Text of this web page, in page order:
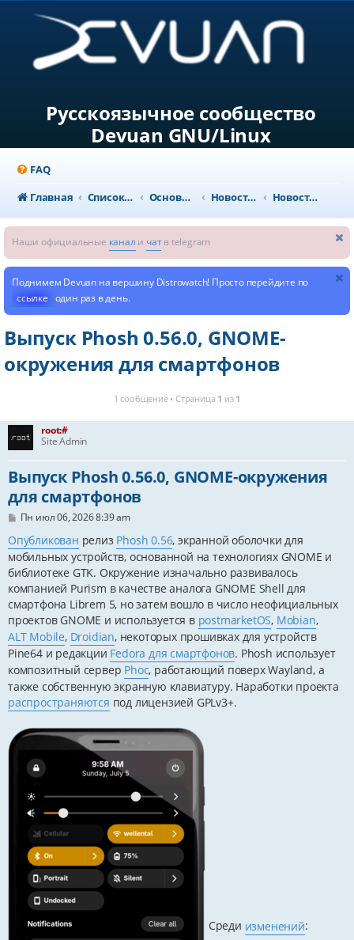
Русскоязычное сообщество
Devuan GNU/Linux
FAQ
Главная
Список форумов Основной раздел Новости и объявления Новости из мира GNU/Linux
Наши официальные канал и чатв telegram
Поднимем Devuan на вершину Distrowatch! Просто перейдите по
ссылке один раз в день.
Выпуск Phosh 0.56.0, GNOME-
окружения для смартфонов
1 сообщение • Страница 1 из 1
root:#
Site Admin
Выпуск Phosh 0.56.0, GNOME-окружения
для смартфонов
С
о
б
щ
е
и
е
Пн июл 06, 2026 8:39 am
Опубликован релиз Phosh 0.56, экранной оболочки для
мобильных устройств, основанной на технологиях GNOME и
библиотеке GTK. Окружение изначально развивалось
компанией Purism в качестве аналога GNOME Shell для
смартфона Librem 5, но затем вошло в число неофициальных
проектов GNOME и используется в postmarketOS, Mobian,
ALT Mobile, Droidian, некоторых прошивках для устройств
Pine64 и редакции Fedora для смартфонов. Phosh использует
композитный сервер Phoc, работающий поверх Wayland, а
также собственную экранную клавиатуру. Наработки проекта
распространяются под лицензией GPLv3+.
Среди изменений: